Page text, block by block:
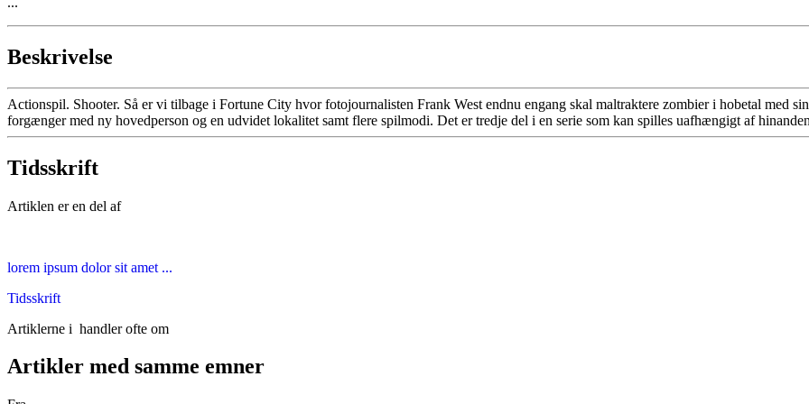
Beskrivelse
Actionspil. Shooter. Så er vi tilbage i Fortune City hvor fotojournalisten Frank West endnu engang skal maltraktere zombier i hobetal med
forgænger med ny hovedperson og en udvidet lokalitet samt flere spilmodi. Det er tredje del i en serie som kan spilles uafhængigt af
Tidsskrift
Artiklen er en del af
lorem ipsum dolor sit amet ...
Tidsskrift
Artiklerne i handler ofte om
Artikler med samme emner